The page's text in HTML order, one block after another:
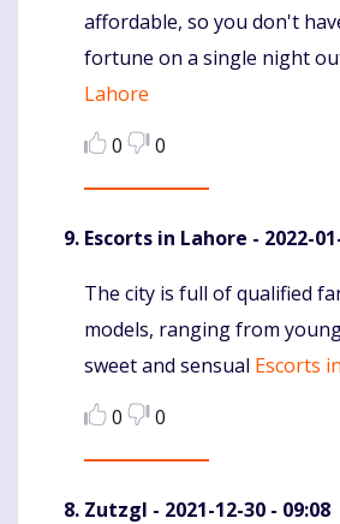
affordable, so you don't
fortune on a single night
Lahore
0
0
Escorts in Lahore - 2022-
Komentaras
The city is full of qualified
models, ranging from
sweet and sensual Escorts
0
0
Zutzgl - 2021-12-30 - 09:08